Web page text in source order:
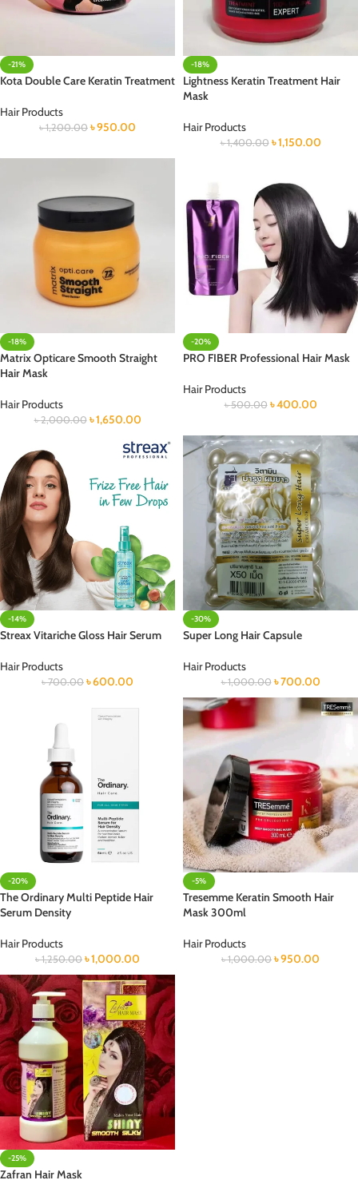
-21%
Kota Double Care Keratin Treatment
Hair Products
৳1,200.00 ৳950.00
-18%
Lightness Keratin Treatment Hair
Mask
Hair Products
৳1,400.00 ৳1,150.00
-18%
Matrix Opticare Smooth Straight
Hair Mask
Hair Products
৳2,000.00 ৳1,650.00
-20%
PRO FIBER Professional Hair Mask
Hair Products
৳500.00 ৳400.00
-14%
Streax Vitariche Gloss Hair Serum
Hair Products
৳700.00 ৳600.00
-30%
Super Long Hair Capsule
Hair Products
৳1,000.00 ৳700.00
-20%
The Ordinary Multi Peptide Hair
Serum Density
Hair Products
৳1,250.00 ৳1,000.00
-5%
Tresemme Keratin Smooth Hair
Mask 300ml
Hair Products
৳1,000.00 ৳950.00
-25%
Zafran Hair Mask